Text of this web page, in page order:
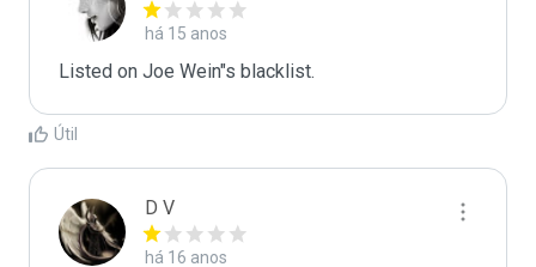
há 15 anos
Listed on Joe Wein"s blacklist.
Útil
D V
há 16 anos